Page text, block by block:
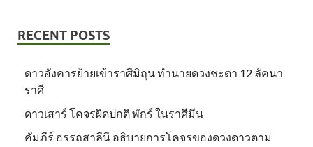
RECENT POSTS
ดาวอังคารย้ายเข้าราศีมิถุน ทำนายดวงชะตา 12 ลัคนา
ราศี
ดาวเสาร์ โคจรผิดปกติ พักร์ ในราศีมีน
คัมภีร์ อรรถสาลีนี อธิบายการโคจรของดวงดาวตาม